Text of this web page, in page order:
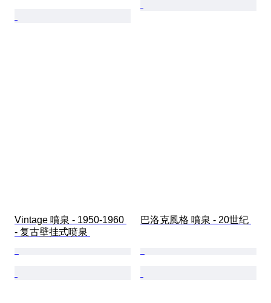
Vintage 噴泉 - 1950-1960
- 复古壁挂式喷泉
巴洛克風格 噴泉 - 20世纪